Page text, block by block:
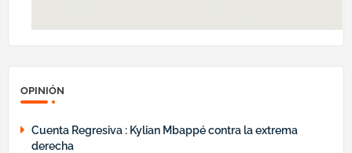
OPINIÓN
Cuenta Regresiva : Kylian Mbappé contra la extrema
derecha